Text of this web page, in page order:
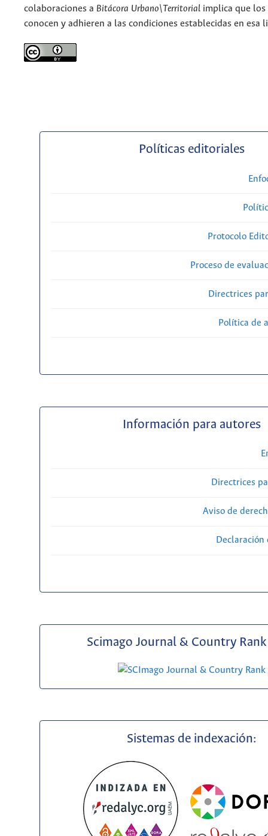
colaboraciones a Bitácora Urbano\Territorial implica que los
conocen y adhieren a las condiciones establecidas en esa
Políticas editoriales
Protocolo
Proceso de
Directrices
Política de
Información para autores
Directrices
Aviso de
Scimago Journal & Country Rank
Sistemas de indexación: